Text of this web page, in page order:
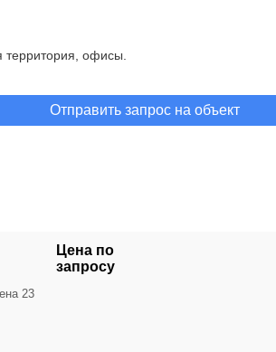
офисы.
Отправить запрос на объект
23
Цена по
запросу